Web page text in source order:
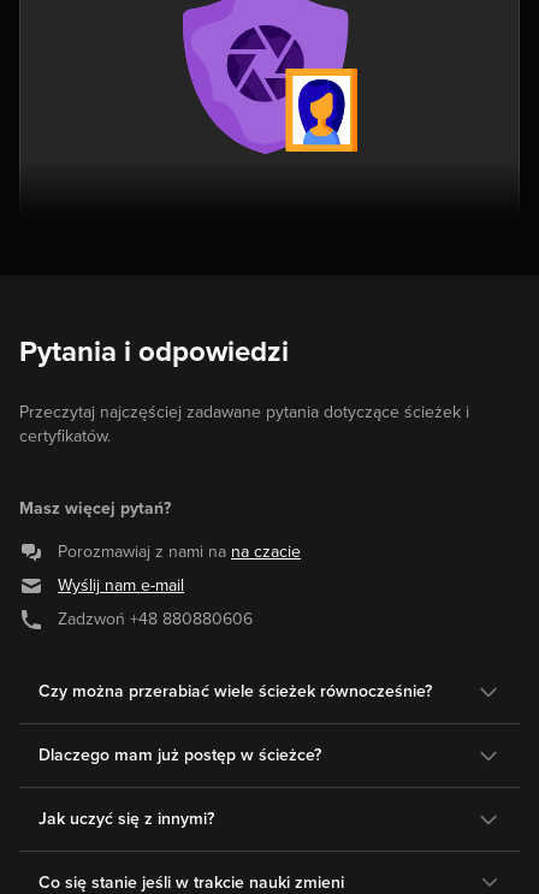
Pytania i odpowiedzi
Przeczytaj najczęściej zadawane pytania dotyczące ścieżek i
certyfikatów.
Masz więcej pytań?
Porozmawiaj z nami na na czacie
Wyślij nam e-mail
Zadzwoń +48 880880606
Czy można przerabiać wiele ścieżek równocześnie?
Dlaczego mam już postęp w ścieżce?
Jak uczyć się z innymi?
Co się stanie jeśli w trakcie nauki zmieni